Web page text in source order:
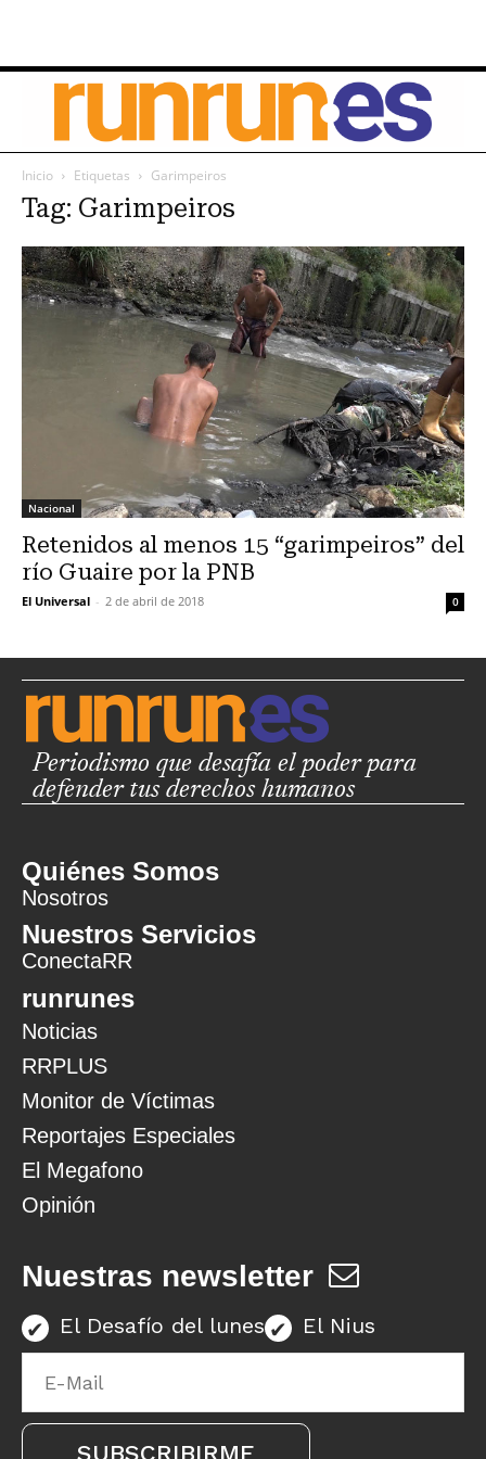
Inicio Etiquetas Garimpeiros
Tag: Garimpeiros
Nacional
Retenidos al menos 15 “garimpeiros” del
río Guaire por la PNB
El Universal - 2 de abril de 2018 0
Periodismo que desafía el poder para
defender tus derechos humanos
Quiénes Somos
Nosotros
Nuestros Servicios
ConectaRR
runrunes
Noticias
RRPLUS
Monitor de Víctimas
Reportajes Especiales
El Megafono
Opinión
Nuestras newsletter
El Desafío del lunes El Nius